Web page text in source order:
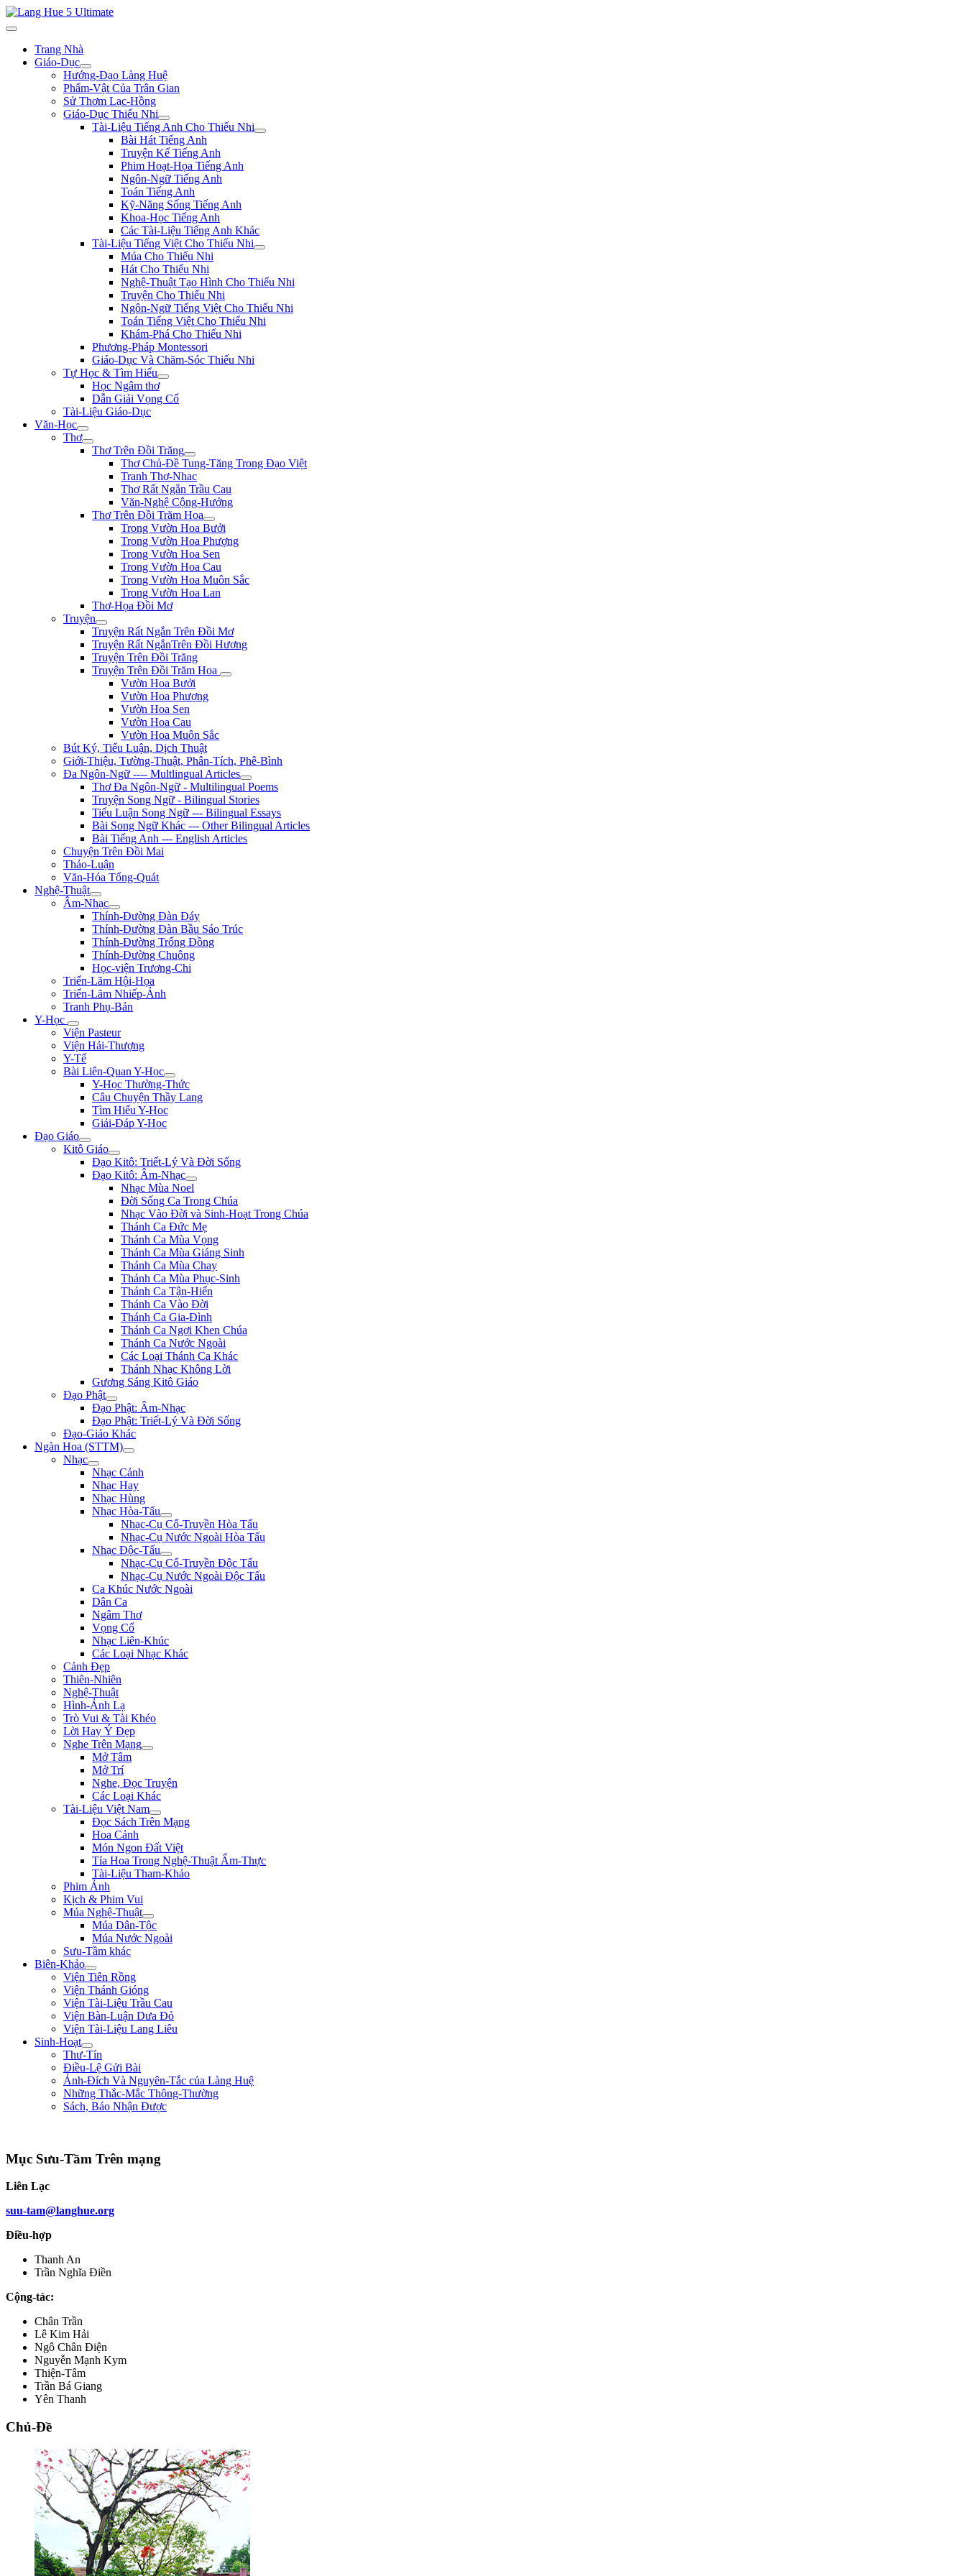
Trang Nhà
Giáo-Dục
Hướng-Đạo Làng Huệ
Phẩm-Vật Của Trân Gian
Sử Thơm Lạc-Hồng
Giáo-Dục Thiếu Nhi
Tài-Liệu Tiếng Anh Cho Thiếu Nhi
Bài Hát Tiếng Anh
Truyện Kể Tiếng Anh
Phim Hoạt-Họa Tiếng Anh
Ngôn-Ngữ Tiếng Anh
Toán Tiếng Anh
Kỹ-Năng Sống Tiếng Anh
Khoa-Học Tiếng Anh
Các Tài-Liệu Tiếng Anh Khác
Tài-Liệu Tiếng Việt Cho Thiếu Nhi
Múa Cho Thiếu Nhi
Hát Cho Thiếu Nhi
Nghệ-Thuật Tạo Hình Cho Thiếu Nhi
Truyện Cho Thiếu Nhi
Ngôn-Ngữ Tiếng Việt Cho Thiếu Nhi
Toán Tiếng Việt Cho Thiếu Nhi
Khám-Phá Cho Thiếu Nhi
Phương-Pháp Montessori
Giáo-Dục Và Chăm-Sóc Thiếu Nhi
Tự Học & Tìm Hiểu
Học Ngâm thơ
Dẫn Giải Vọng Cổ
Tài-Liệu Giáo-Dục
Văn-Học
Thơ
Thơ Trên Đồi Trăng
Thơ Chủ-Đề Tung-Tăng Trong Đạo Việt
Tranh Thơ-Nhac
Thơ Rất Ngắn Trầu Cau
Văn-Nghệ Cộng-Hưởng
Thơ Trên Đồi Trăm Hoa
Trong Vườn Hoa Bưởi
Trong Vườn Hoa Phượng
Trong Vườn Hoa Sen
Trong Vườn Hoa Cau
Trong Vườn Hoa Muôn Sắc
Trong Vườn Hoa Lan
Thơ-Họa Đồi Mơ
Truyện
Truyện Rất Ngắn Trên Đồi Mơ
Truyện Rất NgắnTrên Đồi Hương
Truyện Trên Đồi Trăng
Truyện Trên Đồi Trăm Hoa
Vườn Hoa Bưởi
Vườn Hoa Phượng
Vườn Hoa Sen
Vườn Hoa Cau
Vườn Hoa Muôn Sắc
Bút Ký, Tiểu Luận, Dịch Thuật
Giới-Thiệu, Tường-Thuật, Phân-Tích, Phê-Bình
Đa Ngôn-Ngữ ---- Multlingual Articles
Thơ Đa Ngôn-Ngữ - Multilingual Poems
Truyện Song Ngữ - Bilingual Stories
Tiểu Luận Song Ngữ --- Bilingual Essays
Bài Song Ngữ Khác --- Other Bilingual Articles
Bài Tiếng Anh --- English Articles
Chuyện Trên Đồi Mai
Thảo-Luận
Văn-Hóa Tổng-Quát
Nghệ-Thuật
Âm-Nhạc
Thính-Đường Đàn Đáy
Thính-Đường Đàn Bầu Sáo Trúc
Thính-Đường Trống Đồng
Thính-Đường Chuông
Học-viện Trương-Chi
Triển-Lãm Hội-Họa
Triển-Lãm Nhiếp-Ảnh
Tranh Phụ-Bản
Y-Học
Viện Pasteur
Viện Hải-Thượng
Y-Tế
Bài Liên-Quan Y-Học
Y-Học Thường-Thức
Câu Chuyện Thầy Lang
Tìm Hiểu Y-Hoc
Giải-Đáp Y-Học
Đạo Giáo
Kitô Giáo
Đạo Kitô: Triết-Lý Và Đời Sống
Đạo Kitô: Âm-Nhạc
Nhạc Mùa Noel
Đời Sống Ca Trong Chúa
Nhạc Vào Đời và Sinh-Hoạt Trong Chúa
Thánh Ca Đức Mẹ
Thánh Ca Mùa Vọng
Thánh Ca Mùa Giáng Sinh
Thánh Ca Mùa Chay
Thánh Ca Mùa Phục-Sinh
Thánh Ca Tận-Hiến
Thánh Ca Vào Đời
Thánh Ca Gia-Đình
Thánh Ca Ngợi Khen Chúa
Thánh Ca Nước Ngoài
Các Loại Thánh Ca Khác
Thánh Nhạc Không Lời
Gương Sáng Kitô Giáo
Đạo Phật
Đạo Phật: Âm-Nhạc
Đạo Phật: Triết-Lý Và Đời Sống
Đạo-Giáo Khác
Ngàn Hoa (STTM)
Nhạc
Nhạc Cảnh
Nhạc Hay
Nhạc Hùng
Nhạc Hòa-Tấu
Nhạc-Cụ Cổ-Truyền Hòa Tấu
Nhạc-Cụ Nước Ngoài Hòa Tấu
Nhạc Độc-Tấu
Nhạc-Cụ Cổ-Truyền Độc Tấu
Nhạc-Cụ Nước Ngoài Độc Tấu
Ca Khúc Nước Ngoài
Dân Ca
Ngâm Thơ
Vọng Cổ
Nhạc Liên-Khúc
Các Loại Nhạc Khác
Cảnh Đẹp
Thiên-Nhiên
Nghệ-Thuật
Hình-Ảnh Lạ
Trò Vui & Tài Khéo
Lời Hay Ý Đẹp
Nghe Trên Mạng
Mở Tâm
Mở Trí
Nghe, Đọc Truyện
Các Loại Khác
Tài-Liệu Việt Nam
Đọc Sách Trên Mạng
Hoa Cảnh
Món Ngon Đất Việt
Tỉa Hoa Trong Nghệ-Thuật Ẩm-Thực
Tài-Liệu Tham-Khảo
Phim Ảnh
Kịch & Phim Vui
Múa Nghệ-Thuật
Múa Dân-Tộc
Múa Nước Ngoài
Sưu-Tầm khác
Biên-Khảo
Viện Tiên Rồng
Viện Thánh Gióng
Viện Tài-Liệu Trầu Cau
Viện Bàn-Luận Dưa Đỏ
Viện Tài-Liệu Lang Liêu
Sinh-Hoạt
Thư-Tín
Điều-Lệ Gửi Bài
Ảnh-Đích Và Nguyên-Tắc của Làng Huệ
Những Thắc-Mắc Thông-Thường
Sách, Báo Nhận Được
Mục Sưu-Tầm Trên mạng
Liên Lạc
suu-tam@langhue.org
Điều-hợp
Thanh An
Trần Nghĩa Điền
Cộng-tác:
Chân Trần
Lê Kim Hải
Ngô Chân Điện
Nguyễn Mạnh Kym
Thiện-Tâm
Trần Bá Giang
Yên Thanh
Chủ-Đề